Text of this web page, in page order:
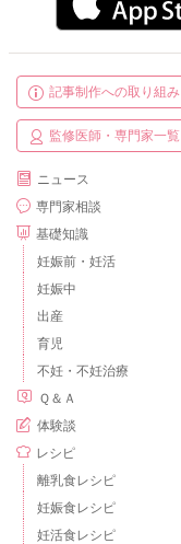
記事制作への取り組み
監修医師・専門家一覧
ニュース
専門家相談
基礎知識
妊娠前・妊活
妊娠中
出産
育児
不妊・不妊治療
Ｑ＆Ａ
体験談
レシピ
離乳食レシピ
妊娠食レシピ
妊活食レシピ